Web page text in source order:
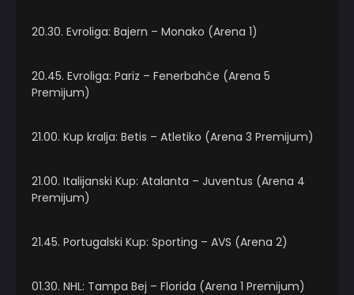
20.30. Evroliga: Bajern – Monako (Arena 1)
20.45. Evroliga: Pariz – Fenerbahče (Arena 5
Premijum)
21.00. Kup kralja: Betis – Atletiko (Arena 3 Premijum)
21.00. Italijanski Kup: Atalanta – Juventus (Arena 4
Premijum)
21.45. Portugalski Kup: Sporting – AVS (Arena 2)
01.30. NHL: Tampa Bej – Florida (Arena 1 Premijum)